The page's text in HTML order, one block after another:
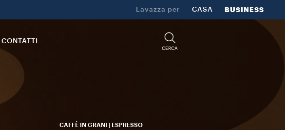
Lavazza per CASA BUSINESS
CONTATTI
CERCA
CAFFÈ IN GRANI | ESPRESSO